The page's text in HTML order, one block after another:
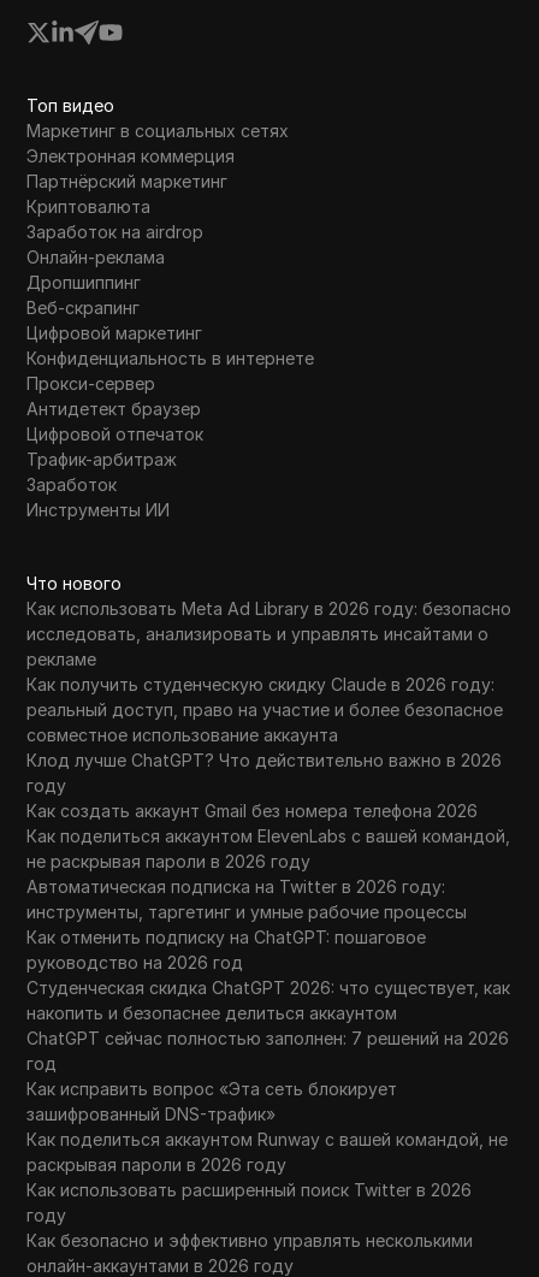
видео.
Топ видео
Маркетинг в социальных сетях
Электронная коммерция
Партнёрский маркетинг
Криптовалюта
Заработок на airdrop
Онлайн-реклама
Дропшиппинг
Веб-скрапинг
Цифровой маркетинг
Конфиденциальность в интернете
Прокси-сервер
Антидетект браузер
Цифровой отпечаток
Трафик-арбитраж
Заработок
Инструменты ИИ
Что нового
Как использовать Meta Ad Library в 2026 году: безопасно
исследовать, анализировать и управлять инсайтами о
рекламе
Как получить студенческую скидку Claude в 2026 году:
реальный доступ, право на участие и более безопасное
совместное использование аккаунта
Клод лучше ChatGPT? Что действительно важно в 2026
году
Как создать аккаунт Gmail без номера телефона 2026
Как поделиться аккаунтом ElevenLabs с вашей командой,
не раскрывая пароли в 2026 году
Автоматическая подписка на Twitter в 2026 году:
инструменты, таргетинг и умные рабочие процессы
Как отменить подписку на ChatGPT: пошаговое
руководство на 2026 год
Студенческая скидка ChatGPT 2026: что существует, как
накопить и безопаснее делиться аккаунтом
ChatGPT сейчас полностью заполнен: 7 решений на 2026
год
Как исправить вопрос «Эта сеть блокирует
зашифрованный DNS-трафик»
Как поделиться аккаунтом Runway с вашей командой, не
раскрывая пароли в 2026 году
Как использовать расширенный поиск Twitter в 2026
году
Как безопасно и эффективно управлять несколькими
онлайн-аккаунтами в 2026 году